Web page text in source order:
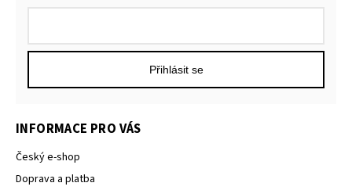
INFORMACE PRO VÁS
Český e-shop
Doprava a platba
Přihlásit se